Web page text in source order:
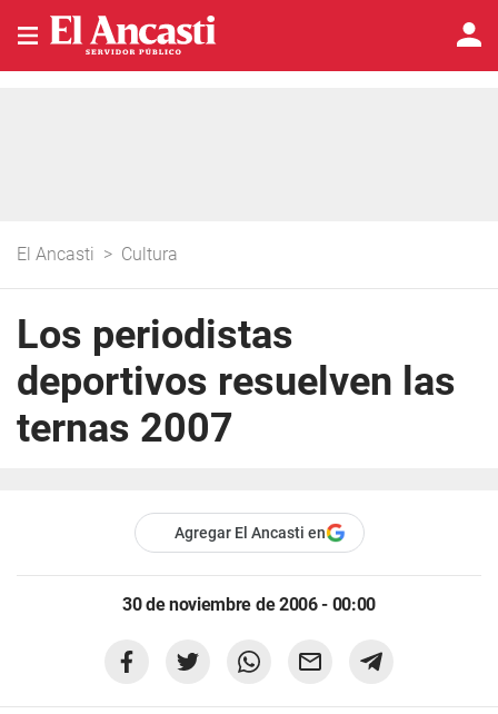
El Ancasti > Cultura
Los periodistas
deportivos resuelven las
ternas 2007
Agregar El Ancasti en
30 de noviembre de 2006 - 00:00